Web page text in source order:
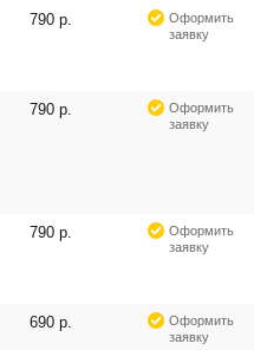
790 р.
Оформить
заявку
790 р.
Оформить
заявку
790 р.
Оформить
заявку
690 р.
Оформить
заявку